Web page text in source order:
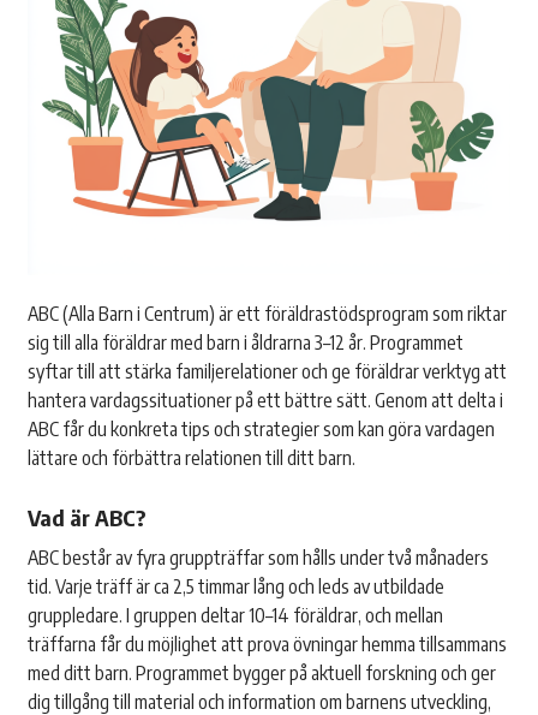
ABC (Alla Barn i Centrum) är ett föräldrastödsprogram som riktar
sig till alla föräldrar med barn i åldrarna 3–12 år. Programmet
syftar till att stärka familjerelationer och ge föräldrar verktyg att
hantera vardagssituationer på ett bättre sätt. Genom att delta i
ABC får du konkreta tips och strategier som kan göra vardagen
lättare och förbättra relationen till ditt barn.
Vad är ABC?
ABC består av fyra gruppträffar som hålls under två månaders
tid. Varje träff är ca 2,5 timmar lång och leds av utbildade
gruppledare. I gruppen deltar 10–14 föräldrar, och mellan
träffarna får du möjlighet att prova övningar hemma tillsammans
med ditt barn. Programmet bygger på aktuell forskning och ger
dig tillgång till material och information om barnens utveckling,